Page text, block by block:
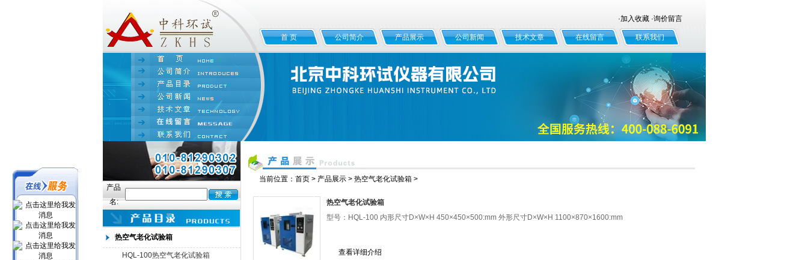
·加入收藏·询价留言
首 页 公司简介 产品展示 公司新闻 技术文章 在线留言 联系我们
产品
名:
热空气老化试验箱
HQL-100热空气老化试验箱
当前位置： 首页> 产品展示> 热空气老化试验箱>
热空气老化试验箱
型号：HQL-100 内形尺寸D×W×H 450×450×500:mm 外形尺寸D×W×H 1100×870×1600:mm
查看详细介绍